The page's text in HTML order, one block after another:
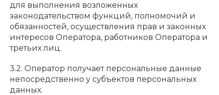
для выполнения возложенных
законодательством функций, полномочий и
обязанностей, осуществления прав и законных
интересов Оператора, работников Оператора и
третьих лиц.
3.2. Оператор получает персональные данные
непосредственно у субъектов персональных
данных.